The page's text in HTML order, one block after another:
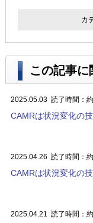
カ
この記事
2025.05.03 読了時間：
CAMRは状況変化の
2025.04.26 読了時間：
CAMRは状況変化の技
2025.04.21 読了時間：